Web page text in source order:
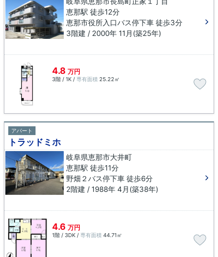
恵那駅 徒歩12分
恵那市役所入口バス停下車 徒歩3分
3階建 / 2000年 11月(築25年)
4.8 万円
3階 / 1K / 専有面積 25.22㎡
アパート
トラッドミホ
岐阜県恵那市大井町
恵那駅 徒歩11分
野畑２バス停下車 徒歩6分
2階建 / 1988年 4月(築38年)
4.6 万円
1階 / 3DK / 専有面積 44.71㎡